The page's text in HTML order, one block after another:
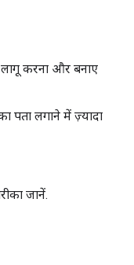
लागू करना और बनाए
पता लगाने में ज़्यादा
जानें.